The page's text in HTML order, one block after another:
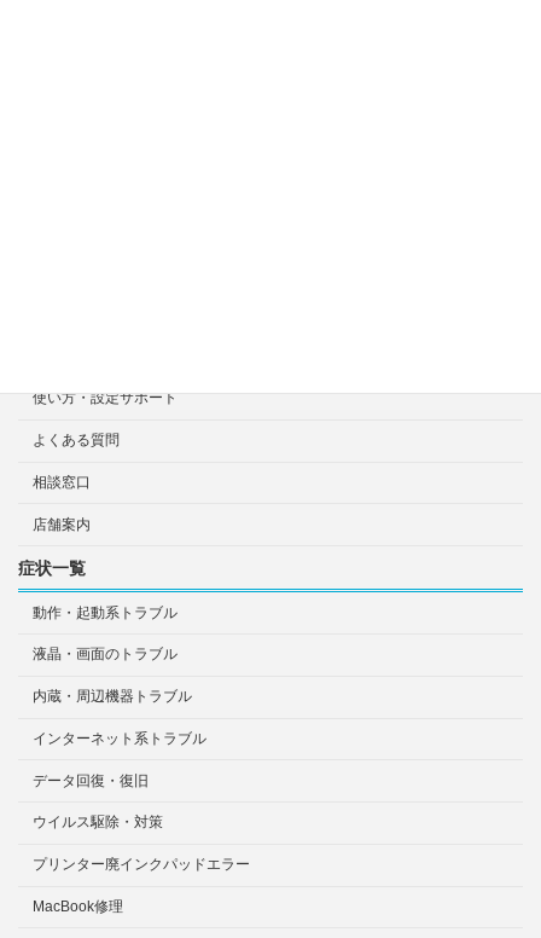
使い方・設定サポート
よくある質問
相談窓口
店舗案内
症状一覧
動作・起動系トラブル
液晶・画面のトラブル
内蔵・周辺機器トラブル
インターネット系トラブル
データ回復・復旧
ウイルス駆除・対策
プリンター廃インクパッドエラー
MacBook修理